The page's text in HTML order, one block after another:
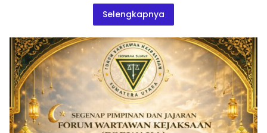
Selengkapnya